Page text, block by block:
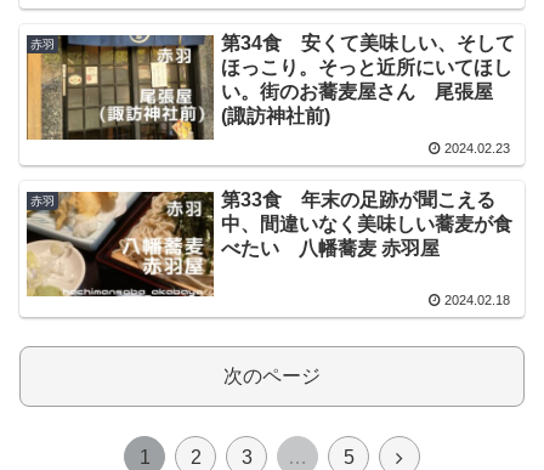
赤羽
第34食 安くて美味しい、そして
ほっこり。そっと近所にいてほし
い。街のお蕎麦屋さん 尾張屋
(諏訪神社前)
2024.02.23
赤羽
第33食 年末の足跡が聞こえる
中、間違いなく美味しい蕎麦が食
べたい 八幡蕎麦 赤羽屋
2024.02.18
次のページ
1 2 3 … 5